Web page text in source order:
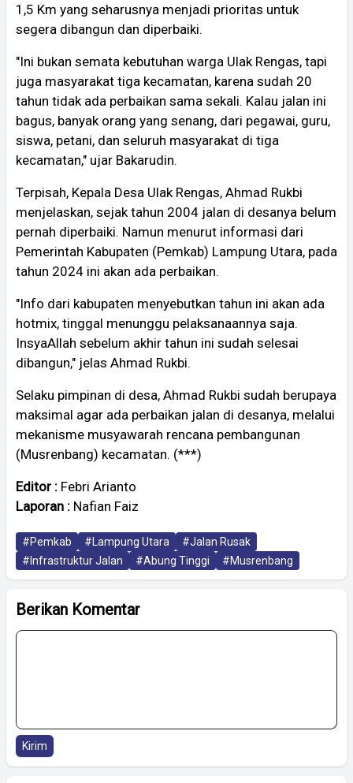
1,5 Km yang seharusnya menjadi prioritas untuk
segera dibangun dan diperbaiki.
"Ini bukan semata kebutuhan warga Ulak Rengas, tapi
juga masyarakat tiga kecamatan, karena sudah 20
tahun tidak ada perbaikan sama sekali. Kalau jalan ini
bagus, banyak orang yang senang, dari pegawai, guru,
siswa, petani, dan seluruh masyarakat di tiga
kecamatan," ujar Bakarudin.
Terpisah, Kepala Desa Ulak Rengas, Ahmad Rukbi
menjelaskan, sejak tahun 2004 jalan di desanya belum
pernah diperbaiki. Namun menurut informasi dari
Pemerintah Kabupaten (Pemkab) Lampung Utara, pada
tahun 2024 ini akan ada perbaikan.
"Info dari kabupaten menyebutkan tahun ini akan ada
hotmix, tinggal menunggu pelaksanaannya saja.
InsyaAllah sebelum akhir tahun ini sudah selesai
dibangun," jelas Ahmad Rukbi.
Selaku pimpinan di desa, Ahmad Rukbi sudah berupaya
maksimal agar ada perbaikan jalan di desanya, melalui
mekanisme musyawarah rencana pembangunan
(Musrenbang) kecamatan. (***)
Editor : Febri Arianto
Laporan : Nafian Faiz
#Pemkab #Lampung Utara
#Jalan Rusak
#Infrastruktur Jalan
#Abung Tinggi #Musrenbang
Berikan Komentar
Kirim